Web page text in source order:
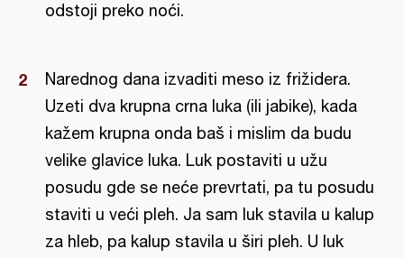
odstoji preko noći.
Narednog dana izvaditi meso iz frižidera.
Uzeti dva krupna crna luka (ili jabike), kada
kažem krupna onda baš i mislim da budu
velike glavice luka. Luk postaviti u užu
posudu gde se neće prevrtati, pa tu posudu
staviti u veći pleh. Ja sam luk stavila u kalup
za hleb, pa kalup stavila u širi pleh. U luk